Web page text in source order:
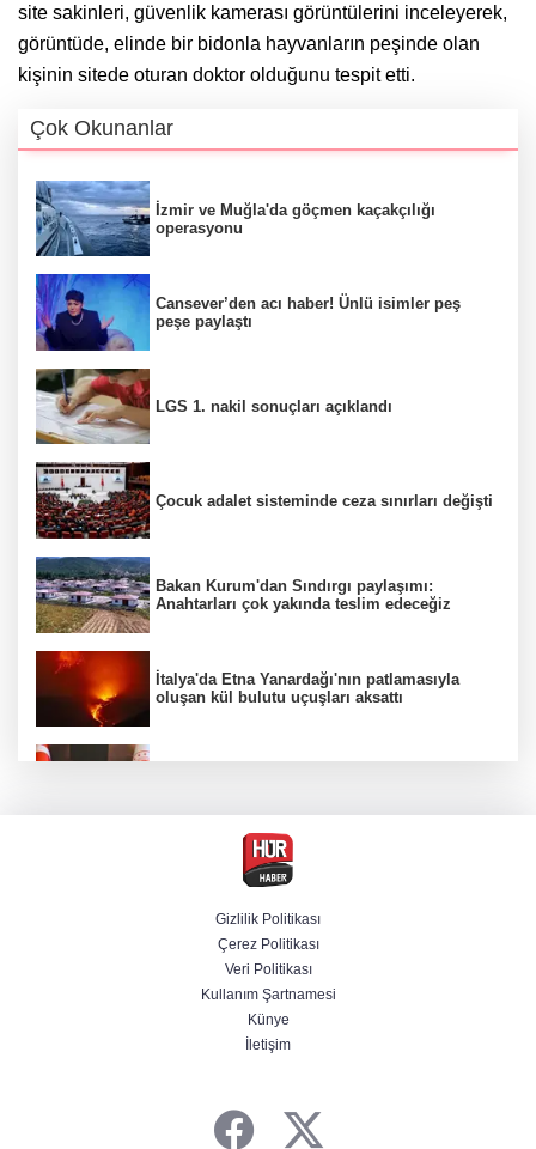
site sakinleri, güvenlik kamerası görüntülerini inceleyerek,
görüntüde, elinde bir bidonla hayvanların peşinde olan
kişinin sitede oturan doktor olduğunu tespit etti.
Çok Okunanlar
İzmir ve Muğla'da göçmen kaçakçılığı
operasyonu
Cansever’den acı haber! Ünlü isimler peş
peşe paylaştı
LGS 1. nakil sonuçları açıklandı
Çocuk adalet sisteminde ceza sınırları değişti
Bakan Kurum'dan Sındırgı paylaşımı:
Anahtarları çok yakında teslim edeceğiz
İtalya'da Etna Yanardağı'nın patlamasıyla
oluşan kül bulutu uçuşları aksattı
Yurt dışına kaçmaya hazırlanan 3 FETÖ'cü
Selçuk Bayraktar, Şırnak'ta TEKNOFEST Dron
Şampiyonası'na katıldı
Gizlilik Politikası
Çerez Politikası
Veri Politikası
Kullanım Şartnamesi
Künye
İletişim